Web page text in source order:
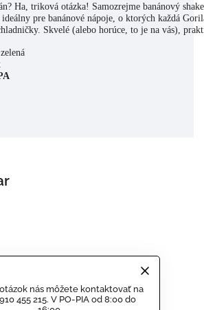
nás môžete kontaktovať na
455 215. V PO-PIA od 8:00 do
Ha, triková otázka! Samozrejme banánový
ideálny pre banánové nápoje, o ktorých každá
Skvelé (alebo horúce, to je na vás),